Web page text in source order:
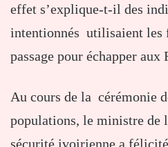
effet s’explique-t-il des
intentionnés utilisaient les
passage pour échapper aux
Au cours de la cérémonie
populations, le ministre de
sécurité ivoirienne a